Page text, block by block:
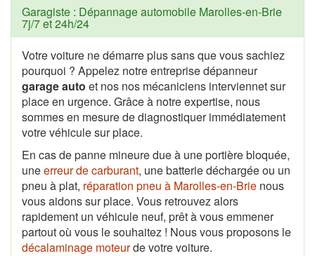
Garagiste : Dépannage automobile Marolles-en-Brie
7j/7 et 24h/24
Votre voiture ne démarre plus sans que vous sachiez
pourquoi ? Appelez notre entreprise dépanneur
garage auto et nos nos mécaniciens interviennet sur
place en urgence. Grâce à notre expertise, nous
sommes en mesure de diagnostiquer immédiatement
votre véhicule sur place.
En cas de panne mineure due à une portière bloquée,
uneerreur de carburant, une batterie déchargée ou un
pneu à plat, réparation pneu à Marolles-en-Brie nous
vous aidons sur place. Vous retrouvez alors
rapidement un véhicule neuf, prêt à vous emmener
partout où vous le souhaitez ! Nous vous proposons le
décalaminage moteurde votre voiture.